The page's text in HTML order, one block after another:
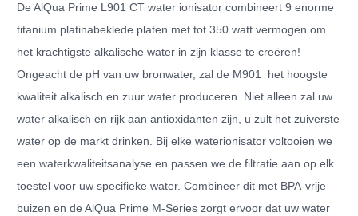
De AlQua Prime L901 CT water ionisator combineert 9 enorme
titanium platinabeklede platen met tot 350 watt vermogen om
het krachtigste alkalische water in zijn klasse te creëren!
Ongeacht de pH van uw bronwater, zal de M901 het hoogste
kwaliteit alkalisch en zuur water produceren. Niet alleen zal uw
water alkalisch en rijk aan antioxidanten zijn, u zult het zuiverste
water op de markt drinken. Bij elke waterionisator voltooien we
een waterkwaliteitsanalyse en passen we de filtratie aan op elk
toestel voor uw specifieke water. Combineer dit met BPA-vrije
buizen en de AlQua Prime M-Series zorgt ervoor dat uw water